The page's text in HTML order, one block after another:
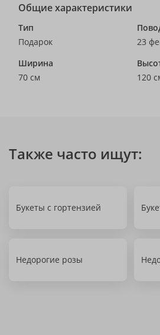
Общие характеристики
Тип
Подарок
23
Ширина
70 см
120
Также часто ищут:
Букеты с гортензией
Недорогие розы